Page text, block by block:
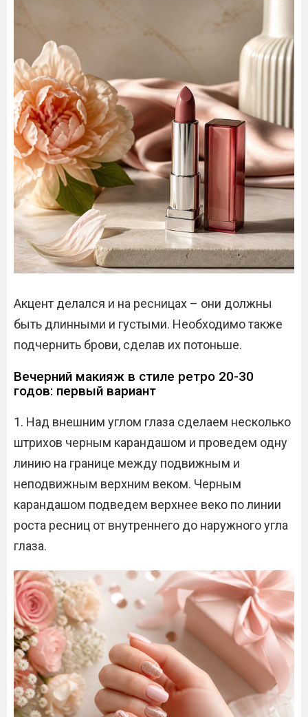
Акцент делался и на ресницах – они должны
быть длинными и густыми. Необходимо также
подчернить брови, сделав их потоньше.
Вечерний макияж в стиле ретро 20-30
годов: первый вариант
1. Над внешним углом глаза сделаем несколько
штрихов черным карандашом и проведем одну
линию на границе между подвижным и
неподвижным верхним веком. Черным
карандашом подведем верхнее веко по линии
роста ресниц от внутреннего до наружного угла
глаза.